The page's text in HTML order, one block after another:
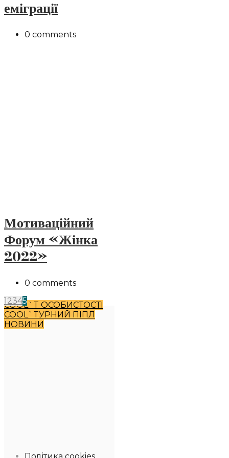
еміграції
0 comments
COOL`T ОСОБИСТОСТІ
COOL`TУРНИЙ ПІПЛ
НОВИНИ
Мотиваційний
Форум «Жінка
2022»
0 comments
12345